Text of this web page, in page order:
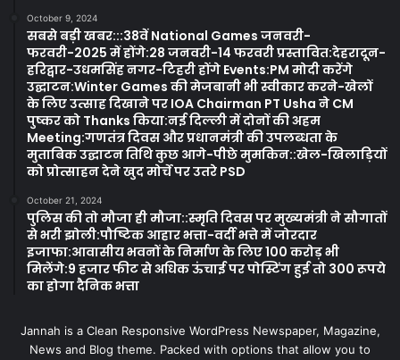
October 9, 2024
सबसे बड़ी खबर:::38वें National Games जनवरी-
फरवरी-2025 में होंगे:28 जनवरी-14 फरवरी प्रस्तावित:देहरादून-
हरिद्वार-उधमसिंह नगर-टिहरी होंगे Events:PM मोदी करेंगे
उद्घाटन:Winter Games की मेजबानी भी स्वीकार करने-खेलों
के लिए उत्साह दिखाने पर IOA Chairman PT Usha ने CM
पुष्कर को Thanks किया:नई दिल्ली में दोनों की अहम
Meeting:गणतंत्र दिवस और प्रधानमंत्री की उपलब्धता के
मुताबिक उद्घाटन तिथि कुछ आगे-पीछे मुमकिन::खेल-खिलाड़ियों
को प्रोत्साहन देने खुद मोर्चे पर उतरे PSD
October 21, 2024
पुलिस की तो मौजा ही मौजा::स्मृति दिवस पर मुख्यमंत्री ने सौगातों
से भरी झोली:पौष्टिक आहार भत्ता-वर्दी भत्ते में जोरदार
इजाफा:आवासीय भवनों के निर्माण के लिए 100 करोड़ भी
मिलेंगे:9 हजार फीट से अधिक ऊंचाई पर पोस्टिंग हुई तो 300 रूपये
का होगा दैनिक भत्ता
Jannah is a Clean Responsive WordPress Newspaper, Magazine,
News and Blog theme. Packed with options that allow you to